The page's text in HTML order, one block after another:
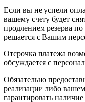
Если вы не успели
вашему счету будет
продлением резерва
решается с Вашим
Отсрочка платежа
обсуждается с
Обязательно
реализации либо
гарантировать